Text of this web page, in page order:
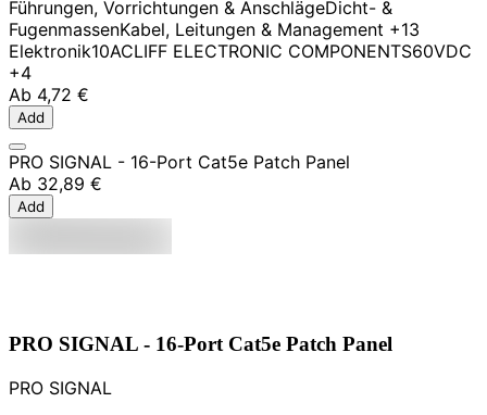
Führungen, Vorrichtungen & AnschlägeDicht- &
FugenmassenKabel, Leitungen & Management +13
Elektronik10ACLIFF ELECTRONIC COMPONENTS60VDC
+4
Ab 4,72 €
Add
PRO SIGNAL - 16-Port Cat5e Patch Panel
Ab 32,89 €
Add
PRO SIGNAL - 16-Port Cat5e Patch Panel
PRO SIGNAL